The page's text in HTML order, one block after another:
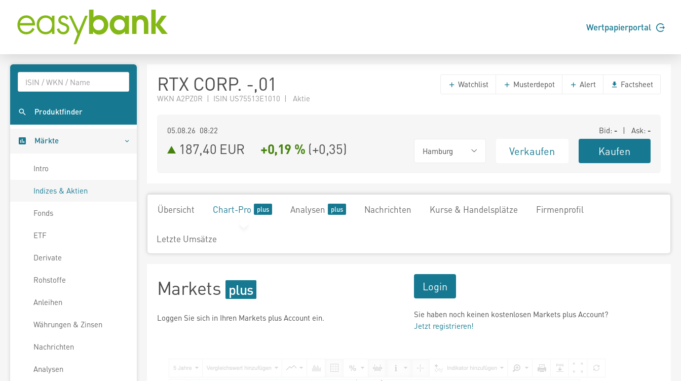
Wertpapierportal
Produktfinder
Märkte
Intro
Indizes & Aktien
Fonds
ETF
Derivate
Rohstoffe
Anleihen
Währungen & Zinsen
Nachrichten
Analysen
RTX CORP. -,01
WKN A2PZ0R | ISIN US75513E1010 | Aktie
Watchlist Musterdepot Alert Factsheet
05.08.26 08:22 Bid: - | Ask: -
187,40 EUR +0,19 % (+0,35) Hamburg Verkaufen Kaufen
Übersicht Chart-Pro Analysen Nachrichten Kurse & Handelsplätze Firmenprofil
Letzte Umsätze
Markets
Loggen Sie sich in Ihren Markets plus Account ein.
Login
Sie haben noch keinen kostenlosen Markets plus Account?
Jetzt registrieren!